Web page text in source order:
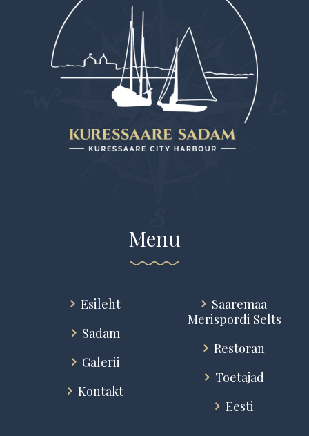
Menu
Esileht
Sadam
Galerii
Kontakt
Saaremaa
Merispordi Selts
Restoran
Toetajad
Eesti